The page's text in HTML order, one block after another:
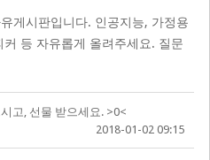
게시판입니다. 인공지능, 가정용
등 자유롭게 올려주세요. 질문
고, 선물 받으세요. >0<
2018-01-02 09:15